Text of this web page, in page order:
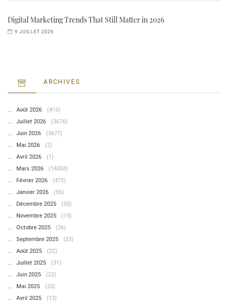
Digital Marketing Trends That Still Matter in 2026
9 JUILLET 2026
ARCHIVES
Août 2026
(415)
Juillet 2026
(3676)
Juin 2026
(3677)
Mai 2026
(2)
Avril 2026
(1)
Mars 2026
(14053)
Février 2026
(472)
Janvier 2026
(55)
Décembre 2025
(50)
Novembre 2025
(19)
Octobre 2025
(26)
Septembre 2025
(23)
Août 2025
(22)
Juillet 2025
(31)
Juin 2025
(22)
Mai 2025
(25)
Avril 2025
(13)